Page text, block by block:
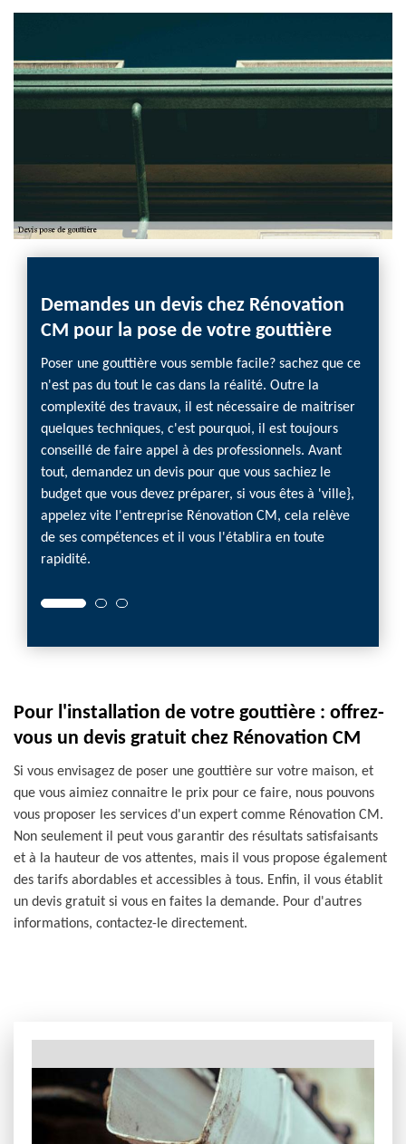
Demandes un devis chez Rénovation
CM pour la pose de votre gouttière
Poser une gouttière vous semble facile? sachez que ce
n'est pas du tout le cas dans la réalité. Outre la
complexité des travaux, il est nécessaire de maitriser
quelques techniques, c'est pourquoi, il est toujours
conseillé de faire appel à des professionnels. Avant
tout, demandez un devis pour que vous sachiez le
budget que vous devez préparer, si vous êtes à 'ville},
appelez vite l'entreprise Rénovation CM, cela relève
de ses compétences et il vous l'établira en toute
rapidité.
Pour l'installation de votre gouttière : offrez-
vous un devis gratuit chez Rénovation CM
Si vous envisagez de poser une gouttière sur votre maison, et
que vous aimiez connaitre le prix pour ce faire, nous pouvons
vous proposer les services d'un expert comme Rénovation CM.
Non seulement il peut vous garantir des résultats satisfaisants
et à la hauteur de vos attentes, mais il vous propose également
des tarifs abordables et accessibles à tous. Enfin, il vous établit
un devis gratuit si vous en faites la demande. Pour d'autres
informations, contactez-le directement.